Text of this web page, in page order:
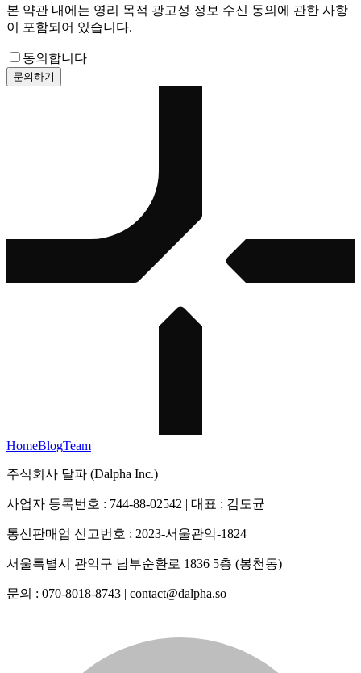
본 약관 내에는 영리 목적 광고성 정보 수신 동의에 관한 사항
이 포함되어 있습니다.
동의합니다
문의하기
HomeBlogTeam
주식회사 달파 (Dalpha Inc.)
사업자 등록번호 : 744-88-02542 | 대표 : 김도균
통신판매업 신고번호 : 2023-서울관악-1824
서울특별시 관악구 남부순환로 1836 5층 (봉천동)
문의 : 070-8018-8743 | contact@dalpha.so